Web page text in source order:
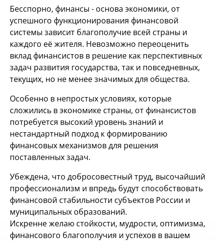
Бесспорно, финансы - основа экономики, от
успешного функционирования финансовой
системы зависит благополучие всей страны и
каждого её жителя. Невозможно переоценить
вклад финансистов в решение как перспективных
задач развития государства, так и повседневных,
текущих, но не менее значимых для общества.
Особенно в непростых условиях, которые
сложились в экономике страны, от финансистов
потребуется высокий уровень знаний и
нестандартный подход к формированию
финансовых механизмов для решения
поставленных задач.
Убеждена, что добросовестный труд, высочайший
профессионализм и впредь будут способствовать
финансовой стабильности субъектов России и
муниципальных образований.
Искренне желаю стойкости, мудрости, оптимизма,
финансового благополучия и успехов в вашем